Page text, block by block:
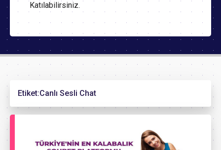
Katılabilirsiniz.
Etiket:Canlı Sesli Chat